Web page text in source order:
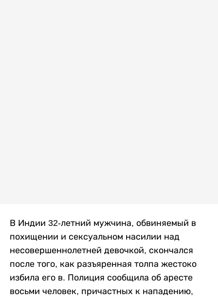
В Индии 32-летний мужчина, обвиняемый в
похищении и сексуальном насилии над
несовершеннолетней девочкой, скончался
после того, как разъяренная толпа жестоко
избила его в. Полиция сообщила об аресте
восьми человек, причастных к нападению,